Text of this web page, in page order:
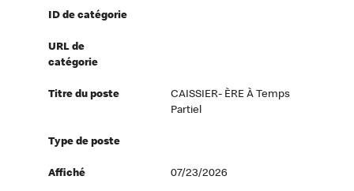
ID de catégorie
URL de
catégorie
Titre du poste
CAISSIER- ÈRE À Temps
Partiel
Type de poste
Affiché 07/23/2026